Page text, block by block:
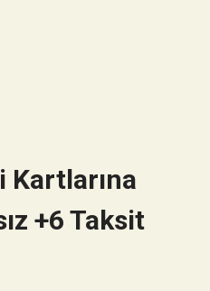
Kartlarına
+6 Taksit